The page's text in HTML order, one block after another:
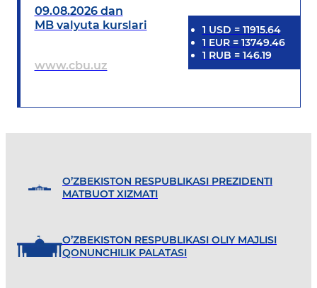
09.08.2026 dan
MB valyuta kurslari
www.cbu.uz
1 USD = 11915.64
1 EUR= 13749.46
1 RUB = 146.19
O’ZBEKISTON RESPUBLIKASI PREZIDENTI
MATBUOT XIZMATI
O’ZBEKISTON RESPUBLIKASI OLIY MAJLISI
QONUNCHILIK PALATASI